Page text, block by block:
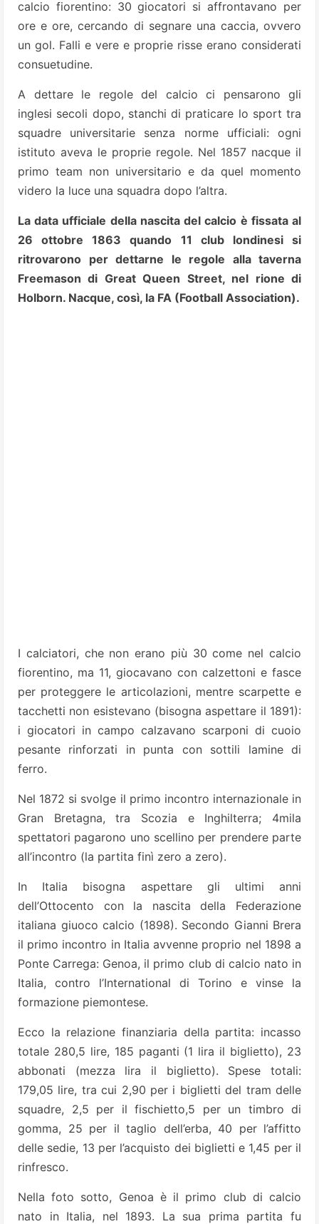
calcio fiorentino: 30 giocatori si affrontavano per
ore e ore, cercando di segnare una caccia, ovvero
un gol. Falli e vere e proprie risse erano considerati
consuetudine.
A dettare le regole del calcio ci pensarono gli
inglesi secoli dopo, stanchi di praticare lo sport tra
squadre universitarie senza norme ufficiali: ogni
istituto aveva le proprie regole. Nel 1857 nacque il
primo team non universitario e da quel momento
videro la luce una squadra dopo l’altra.
La data ufficiale della nascita del calcio è fissata al
26 ottobre 1863 quando 11 club londinesi si
ritrovarono per dettarne le regole alla taverna
Freemason di Great Queen Street, nel rione di
Holborn. Nacque, così, la FA (Football Association).
I calciatori, che non erano più 30 come nel calcio
fiorentino, ma 11, giocavano con calzettoni e fasce
per proteggere le articolazioni, mentre scarpette e
tacchetti non esistevano (bisogna aspettare il 1891):
i giocatori in campo calzavano scarponi di cuoio
pesante rinforzati in punta con sottili lamine di
ferro.
Nel 1872 si svolge il primo incontro internazionale in
Gran Bretagna, tra Scozia e Inghilterra; 4mila
spettatori pagarono uno scellino per prendere parte
all’incontro (la partita finì zero a zero).
In Italia bisogna aspettare gli ultimi anni
dell’Ottocento con la nascita della Federazione
italiana giuoco calcio (1898). Secondo Gianni Brera
il primo incontro in Italia avvenne proprio nel 1898 a
Ponte Carrega: Genoa, il primo club di calcio nato in
Italia, contro l’International di Torino e vinse la
formazione piemontese.
Ecco la relazione finanziaria della partita: incasso
totale 280,5 lire, 185 paganti (1 lira il biglietto), 23
abbonati (mezza lira il biglietto). Spese totali:
179,05 lire, tra cui 2,90 per i biglietti del tram delle
squadre, 2,5 per il fischietto,5 per un timbro di
gomma, 25 per il taglio dell’erba, 40 per l’affitto
delle sedie, 13 per l’acquisto dei biglietti e 1,45 per il
rinfresco.
Nella foto sotto, Genoa è il primo club di calcio
nato in Italia, nel 1893. La sua prima partita fu